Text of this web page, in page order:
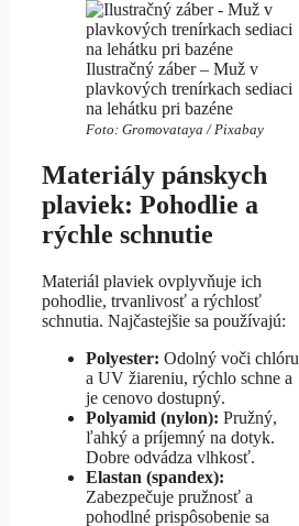
Ilustračný záber – Muž v
plavkových trenírkach sediaci
na lehátku pri bazéne
Foto: Gromovataya / Pixabay
Materiály pánskych
plaviek: Pohodlie a
rýchle schnutie
Materiál plaviek ovplyvňuje ich
pohodlie, trvanlivosť a rýchlosť
schnutia. Najčastejšie sa používajú:
Polyester: Odolný voči chlóru
a UV žiareniu, rýchlo schne a
je cenovo dostupný.
Polyamid (nylon): Pružný,
ľahký a príjemný na dotyk.
Dobre odvádza vlhkosť.
Elastan (spandex):
Zabezpečuje pružnosť a
pohodlné prispôsobenie sa